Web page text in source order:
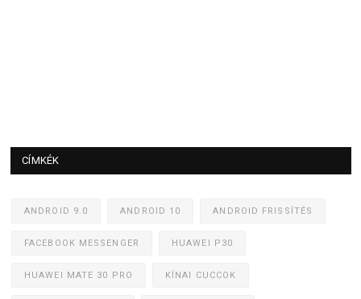
CÍMKÉK
ANDROID 9.0 ANDROID 10 ANDROID FRISSÍTÉS
FACEBOOK MESSENGER HUAWEI P30
HUAWEI MATE 30 PRO KÍNAI CUCCOK